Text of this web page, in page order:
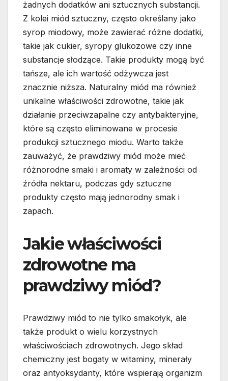
żadnych dodatków ani sztucznych substancji.
Z kolei miód sztuczny, często określany jako
syrop miodowy, może zawierać różne dodatki,
takie jak cukier, syropy glukozowe czy inne
substancje słodzące. Takie produkty mogą być
tańsze, ale ich wartość odżywcza jest
znacznie niższa. Naturalny miód ma również
unikalne właściwości zdrowotne, takie jak
działanie przeciwzapalne czy antybakteryjne,
które są często eliminowane w procesie
produkcji sztucznego miodu. Warto także
zauważyć, że prawdziwy miód może mieć
różnorodne smaki i aromaty w zależności od
źródła nektaru, podczas gdy sztuczne
produkty często mają jednorodny smak i
zapach.
Jakie właściwości
zdrowotne ma
prawdziwy miód?
Prawdziwy miód to nie tylko smakołyk, ale
także produkt o wielu korzystnych
właściwościach zdrowotnych. Jego skład
chemiczny jest bogaty w witaminy, minerały
oraz antyoksydanty, które wspierają organizm